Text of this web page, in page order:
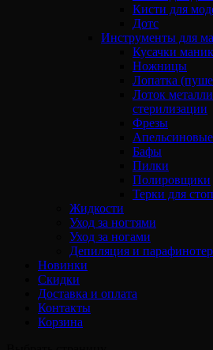
Кисти для
Дотс
Инструменты для
Кусачки
Ножницы
Лопатка
Лоток
стерилизации
Фрезы
Бафы
Пилки
Полировщики
Терки для стоп
Жидкости
Уход за ногтями
Уход за ногами
Депиляция и
Новинки
Скидки
Доставка и оплата
Контакты
Корзина